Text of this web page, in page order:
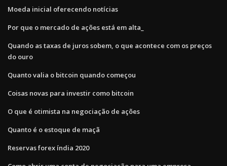
Moeda inicial oferecendo notícias
Por que o mercado de ações está em alta_
Quando as taxas de juros sobem, o que acontece com os preços
do ouro
Quanto valia o bitcoin quando começou
Coisas novas para investir como bitcoin
O que é otimista na negociação de ações
Quanto é o estoque de maçã
Reservas forex índia 2020